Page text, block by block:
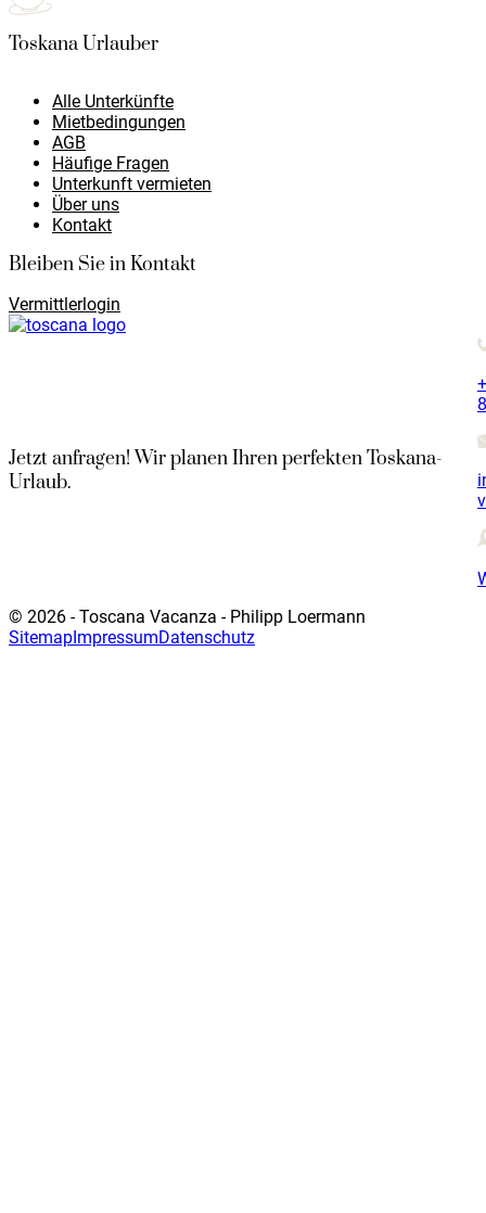
Toskana Urlauber
Alle Unterkünfte
Mietbedingungen
AGB
Häufige Fragen
Unterkunft vermieten
Über uns
Kontakt
Bleiben Sie in Kontakt
Vermittlerlogin
Jetzt anfragen! Wir planen Ihren perfekten Toskana-
Urlaub.
© 2026 - Toscana Vacanza - Philipp Loermann
SitemapImpressumDatenschutz